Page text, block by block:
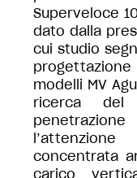
Superveloce
dato dalla
cui studio
modelli MV
ricerca del
concentrata
carico